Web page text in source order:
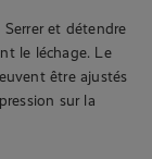
et détendre
le léchage. Le
être ajustés
sur la